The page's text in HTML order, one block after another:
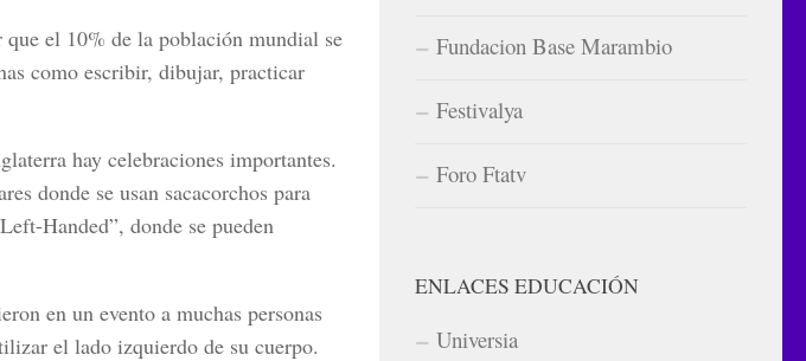
que el 10% de la población mundial se
como escribir, dibujar, practicar
hay celebraciones importantes.
donde se usan sacacorchos para
Handed”, donde se pueden
en un evento a muchas personas
el lado izquierdo de su cuerpo.
Fundacion Base Marambio
Festivalya
Foro Ftatv
ENLACES EDUCACIÓN
Universia